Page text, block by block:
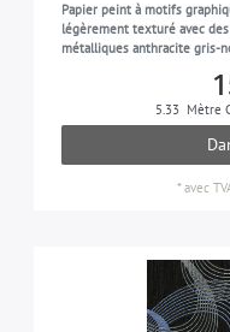
Papier peint à motifs
légèrement texturé avec
métalliques anthracite gris-
5.33 Mètre
*avec